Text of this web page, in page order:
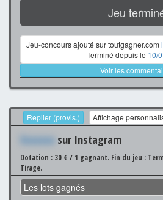
Jeu
Jeu-concours ajouté sur toutgagner.com
Terminé depuis le 10/
Voir les
Replier (provis.) Affichage
Xxxxxxx sur Instagram
Dotation : 30 € / 1 gagnant. Fin du jeu :
Tirage.
Les lots gagnés